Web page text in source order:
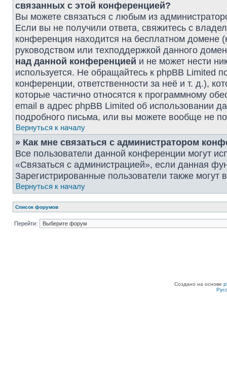
связанных с этой конференцией?
Вы можете связаться с любым из
Если вы не получили ответа, свяжитесь с
конференция находится на бесплатном домене
руководством или техподдержкой данного
над данной конференцией и не может нести
используется. Не обращайтесь к phpBB Limited
конференции, ответственности за неё и т. д.),
которые частично относятся к программному
email в адрес phpBB Limited об использовании
подробного письма, или вы можете вообще не
Вернуться к началу
» Как мне связаться с администратором
Все пользователи данной конференции могут
«Связаться с администрацией», если данная
Зарегистрированные пользователи также
Вернуться к началу
Список форумов
Перейти:
Создано на основе